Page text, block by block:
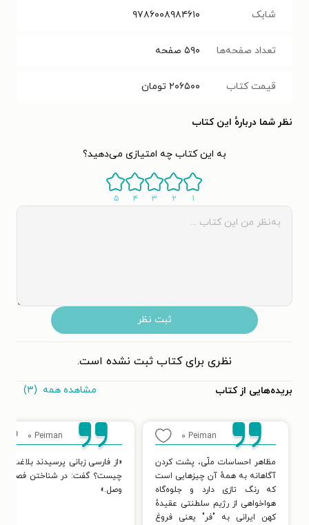
شابک ۹۷۸۶۰۰۸۹۸۴۶۱۰
تعداد صفحه‌ها ۵۹۰ صفحه
قیمت کتاب ۲۰۶۵۰۰ تومان
نظر شما دربارهٔ این کتاب
به این کتاب چه امتیازی می‌دهید؟
۱ ۲ ۳ ۴ ۵
ثبت نظر
نظری برای کتاب ثبت نشده است.
بریده‌هایی از کتاب مشاهده همه (۳)
Peiman ۰
مظاهر احساسات ملّی، پشت کردن
آگاهانه به همهٔ آن چیزهایی است
که رنگ تازی دارد و جلوه‌گاه
هواخواهی از رژیم سلطنتی عقیدهٔ
کهن ایرانی به "فر" یعنی فروغ
Peiman ۰
«از فارسی زبانی پرسیدند بلاغت در
چیست؟ گفت: در شناختن فصل از
وصل.»